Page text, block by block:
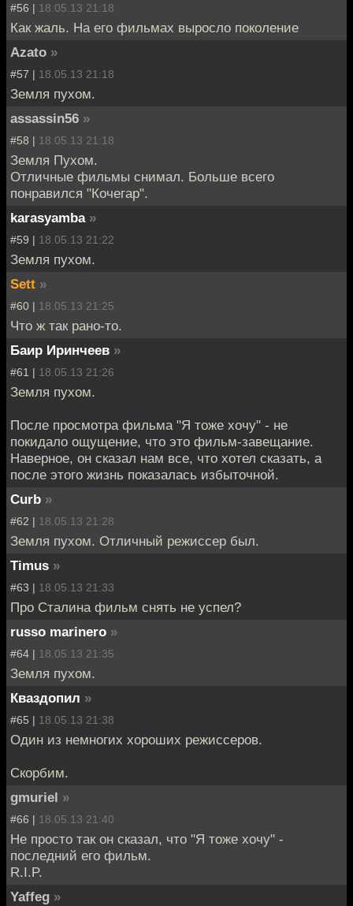
#56 | 18.05.13 21:18
Как жаль. На его фильмах выросло поколение
Azato »
#57 | 18.05.13 21:18
Земля пухом.
assassin56 »
#58 | 18.05.13 21:18
Земля Пухом.
Отличные фильмы снимал. Больше всего
понравился "Кочегар".
karasyamba »
#59 | 18.05.13 21:22
Земля пухом.
Sett »
#60 | 18.05.13 21:25
Что ж так рано-то.
Баир Иринчеев »
#61 | 18.05.13 21:26
Земля пухом.
После просмотра фильма "Я тоже хочу" - не
покидало ощущение, что это фильм-завещание.
Наверное, он сказал нам все, что хотел сказать, а
после этого жизнь показалась избыточной.
Curb »
#62 | 18.05.13 21:28
Земля пухом. Отличный режиссер был.
Timus »
#63 | 18.05.13 21:33
Про Сталина фильм снять не успел?
russo marinero »
#64 | 18.05.13 21:35
Земля пухом.
Кваздопил »
#65 | 18.05.13 21:38
Один из немногих хороших режиссеров.
Скорбим.
gmuriel »
#66 | 18.05.13 21:40
Не просто так он сказал, что "Я тоже хочу" -
последний его фильм.
R.I.P.
Yaffeg »